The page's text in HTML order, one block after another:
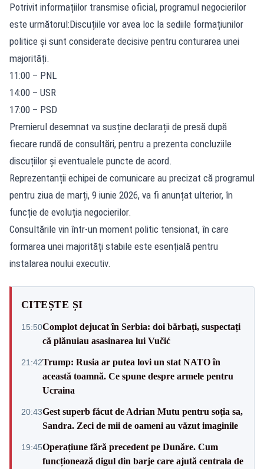
Potrivit informațiilor transmise oficial, programul negocierilor
este următorul:Discuțiile vor avea loc la sediile formațiunilor
politice și sunt considerate decisive pentru conturarea unei
majorități.
11:00 – PNL
14:00 – USR
17:00 – PSD
Premierul desemnat va susține declarații de presă după
fiecare rundă de consultări, pentru a prezenta concluziile
discuțiilor și eventualele puncte de acord.
Reprezentanții echipei de comunicare au precizat că programul
pentru ziua de marți, 9 iunie 2026, va fi anunțat ulterior, în
funcție de evoluția negocierilor.
Consultările vin într-un moment politic tensionat, în care
formarea unei majorități stabile este esențială pentru
instalarea noului executiv.
CITEȘTE ȘI
15:50Complot dejucat în Serbia: doi bărbați, suspectați
că plănuiau asasinarea lui Vučić
21:42Trump: Rusia ar putea lovi un stat NATO în
această toamnă. Ce spune despre armele pentru
Ucraina
20:43Gest superb făcut de Adrian Mutu pentru soția sa,
Sandra. Zeci de mii de oameni au văzut imaginile
19:45Operațiune fără precedent pe Dunăre. Cum
funcționează digul din barje care ajută centrala de